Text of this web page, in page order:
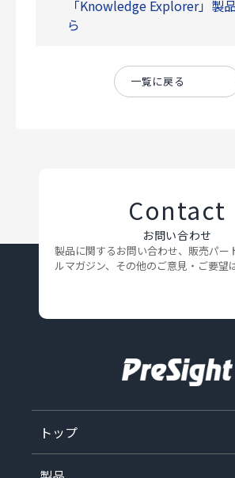
「Knowledge Explorer」製
ら
一覧に戻る
Contact
お問い合わせ
製品に関するお問い合わせ、販売パー
ルマガジン、 その他のご意見・ご要望
トップ